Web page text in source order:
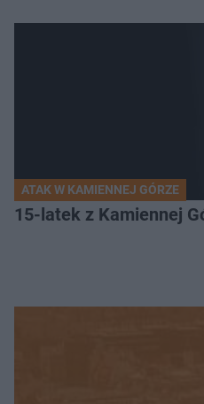
ATAK W KAMIENNEJ GÓRZE
15-latek z Kamiennej